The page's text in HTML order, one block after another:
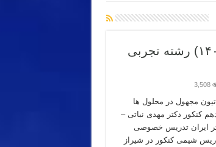
پاسخ ویدئویی کنکور سراسری ۱۴۰۲ (نوبت دوم – تیر ۱۴۰۲) رشته تجربی
3,508
مجهول در محلول ها
دکتر مهدی نباتی –
ایران تدریس خصوصی
شیمی کنکور در شیراز